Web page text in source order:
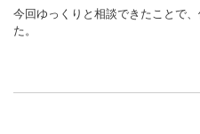
今回ゆっくりと相談できたことで
た。